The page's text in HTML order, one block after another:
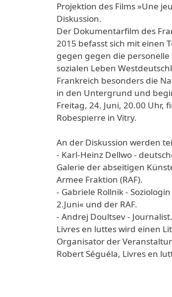
Projektion des Films »Une
Diskussion.
Der Dokumentarfilm des
2015 befasst sich mit einen
gegen gegen die
sozialen Leben
Frankreich besonders die
in den Untergrund und
Freitag, 24. Juni, 20.00 Uhr,
Robespierre in Vitry.
An der Diskussion werden
- Karl-Heinz Dellwo -
Galerie der abseitigen
Armee Fraktion (RAF).
- Gabriele Rollnik -
2.Juni« und der RAF.
- Andrej Doultsev - Journalist.
Livres en luttes wird einen
Organisator der
Robert Séguéla, Livres en